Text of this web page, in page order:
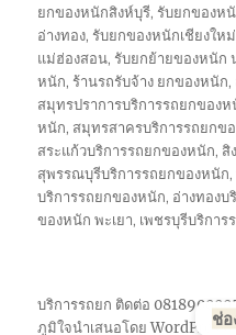
ยกของหนักสิงห์บุรี,รับยกของห
อ่างทอง,รับยกของหนักเชียงใหม่
แม่ฮ่องสอน,รับยกย้ายของหนัก
หนัก,ร้านรถรับจ้าง ยกของหนัก,
สมุทรปราการบริการรถยกของ
หนัก, สมุทรสาครบริการรถยกข
สระแก้วบริการรถยกของหนัก, สิ
สุพรรณบุรีบริการรถยกของหนัก,
บริการรถยกของหนัก, อ่างทอง
ของหนัก พะเยา, เพชรบุรีบริกา
บริการรถยก ติดต่อ
ภูมิใจนำเสนอโดย WordPress
ช่อ